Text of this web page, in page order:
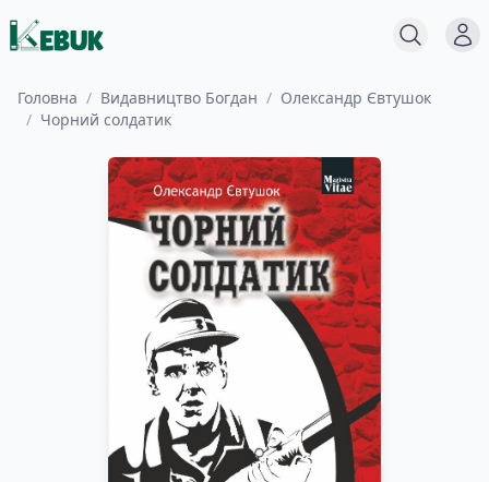
Пошук
Головна / Видавництво Богдан / Олександр Євтушок
/ Чорний солдатик